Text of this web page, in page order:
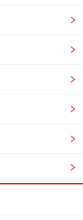
おくれしたり恥
で、「悪びれ
あまり噴き出
うような解釈
ていても笑い